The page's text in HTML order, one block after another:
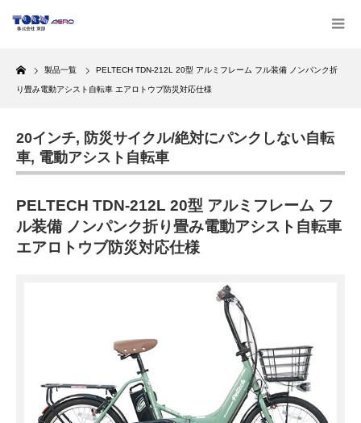
Home
製品一覧 PELTECH TDN-212L 20型 アルミフレーム フル装備 ノンパンク折
り畳み電動アシスト自転車 エアロトウブ防災対応仕様
20インチ, 防災サイクル/絶対にパンクしない自転
車, 電動アシスト自転車
PELTECH TDN-212L 20型 アルミフレーム フ
ル装備 ノンパンク折り畳み電動アシスト自転車
エアロトウブ防災対応仕様